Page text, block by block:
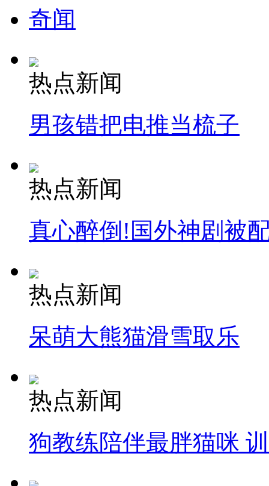
奇闻
热点新闻
男孩错把电推当梳子
热点新闻
真心醉倒!国外神剧被
热点新闻
呆萌大熊猫滑雪取乐
热点新闻
狗教练陪伴最胖猫咪